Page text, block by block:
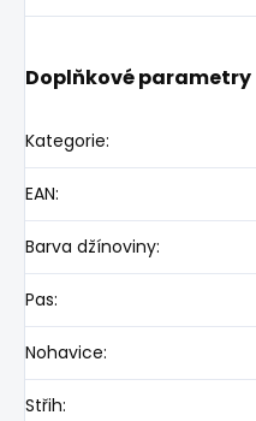
Doplňkové parametry
Kategorie:
EAN:
Barva džínoviny:
Pas:
Nohavice:
Střih: